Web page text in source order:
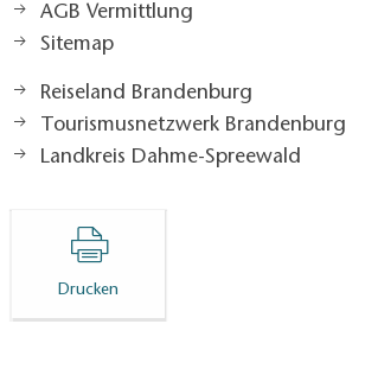
AGB Vermittlung
Sitemap
Reiseland Brandenburg
Tourismusnetzwerk Brandenburg
Landkreis Dahme-Spreewald
Drucken